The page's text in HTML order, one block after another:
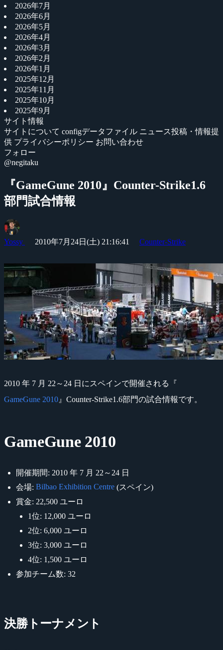
2026年7月
2026年6月
2026年5月
2026年4月
2026年3月
2026年2月
2026年1月
2025年12月
2025年11月
2025年10月
2025年9月
サイト情報
サイトについて configデータファイル ニュース投稿・情報提
供 プライバシーポリシー お問い合わせ
フォロー
@negitaku
『GameGune 2010』Counter-Strike1.6
部門試合情報
Yossy 2010年7月24日(土) 21:16:41 Counter-Strike
2010 年 7 月 22～24 日にスペインで開催される『
GameGune 2010 』Counter-Strike1.6部門の試合情報です。
GameGune 2010
開催期間: 2010 年 7 月 22～24 日
会場: Bilbao Exhibition Centre (スペイン)
賞金: 22,500 ユーロ
1位: 12,000 ユーロ
2位: 6,000 ユーロ
3位: 3,000 ユーロ
4位: 1,500 ユーロ
参加チーム数: 32
決勝トーナメント